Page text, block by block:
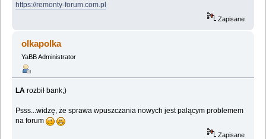
https://remonty-forum.com.pl
Zapisane
olkapolka
YaBB Administrator
LA rozbił bank;)
Psss...widzę, że sprawa wpuszczania nowych jest palącym problemem
na forum
Zapisane